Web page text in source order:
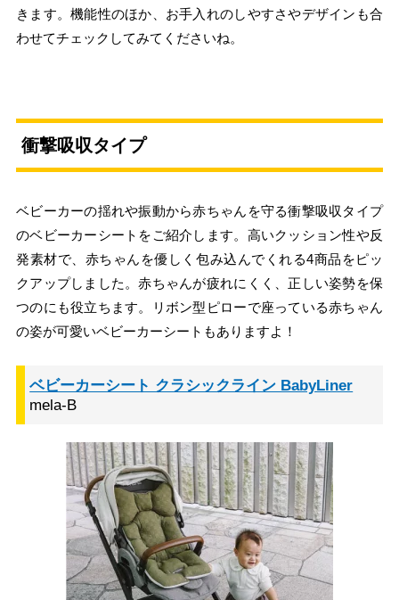
きます。機能性のほか、お手入れのしやすさやデザインも合
わせてチェックしてみてくださいね。
衝撃吸収タイプ
ベビーカーの揺れや振動から赤ちゃんを守る衝撃吸収タイプ
のベビーカーシートをご紹介します。高いクッション性や反
発素材で、赤ちゃんを優しく包み込んでくれる4商品をピッ
クアップしました。赤ちゃんが疲れにくく、正しい姿勢を保
つのにも役立ちます。リボン型ピローで座っている赤ちゃん
の姿が可愛いベビーカーシートもありますよ！
ベビーカーシート クラシックライン BabyLiner
mela-B